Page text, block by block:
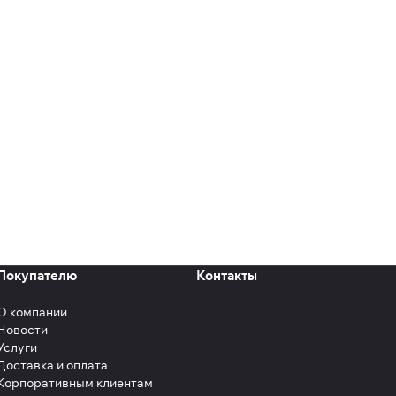
компании
и оплата
клиентам
Контакты